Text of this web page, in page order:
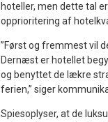
hoteller, men dette tal
opprioritering af
”Først og fremmest vil
Dernæst er hotellet
og benyttet de lækre
ferien,” siger
Spiesoplyser, at de